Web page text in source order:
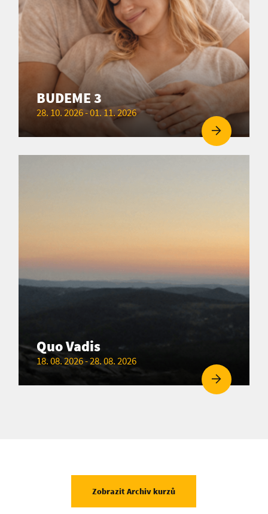
BUDEME 3
28. 10. 2026 - 01. 11. 2026
Quo Vadis
18. 08. 2026 - 28. 08. 2026
Zobrazit Archiv kurzů